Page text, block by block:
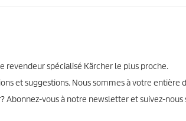
revendeur spécialisé Kärcher le plus proche.
et suggestions. Nous sommes à votre entière
Abonnez-vous à notre newsletter et suivez-nous